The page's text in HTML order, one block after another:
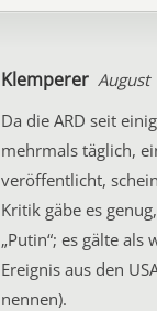
Klemperer August
Da die ARD seit
mehrmals täglich,
veröffentlicht,
Kritik gäbe es
„Putin“; es gälte
Ereignis aus den
nennen).